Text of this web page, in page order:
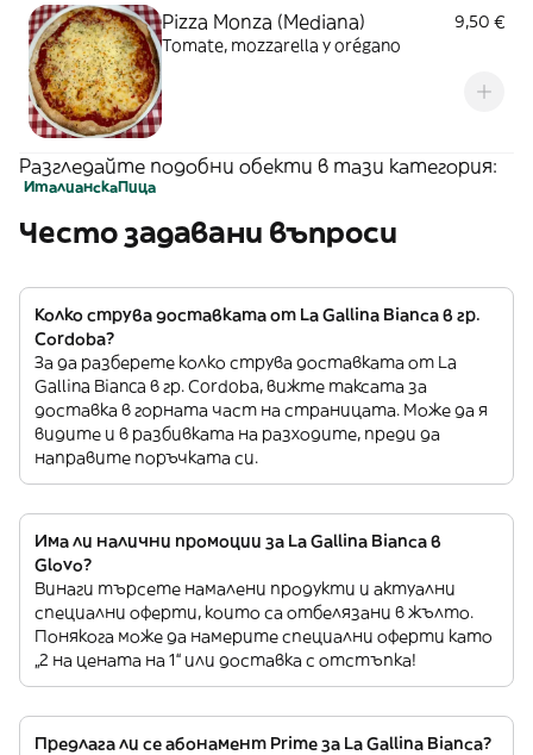
Pizza Monza (Mediana)
9,50 €
Tomate, mozzarella y orégano
Разгледайте подобни обекти в тази категория:
ИталианскaПица
Често задавани въпроси
Колко струва доставката от La Gallina Bianca в гр.
Cordoba?
За да разберете колко струва доставката от La
Gallina Bianca в гр. Cordoba, вижте таксата за
доставка в горната част на страницата. Може да я
видите и в разбивката на разходите, преди да
направите поръчката си.
Има ли налични промоции за La Gallina Bianca в
Glovo?
Винаги търсете намалени продукти и актуални
специални оферти, които са отбелязани в жълто.
Понякога може да намерите специални оферти като
„2 на цената на 1“ или доставка с отстъпка!
Предлага ли се абонамент Prime за La Gallina Bianca?